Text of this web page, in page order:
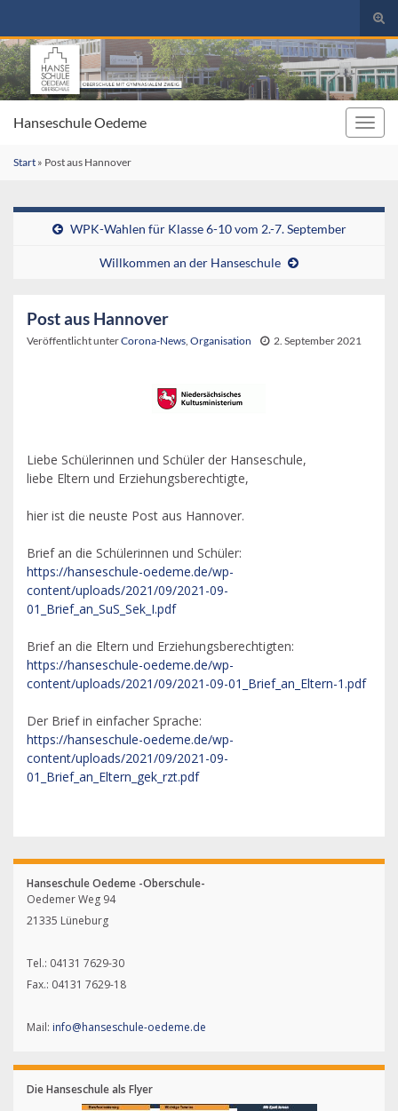
Search for:
Hanseschule Oedeme
Start » Post aus Hannover
WPK-Wahlen für Klasse 6-10 vom 2.-7. September
Willkommen an der Hanseschule
Post aus Hannover
Veröffentlicht unterCorona-News, Organisation 2. September 2021
Liebe Schülerinnen und Schüler der Hanseschule,
liebe Eltern und Erziehungsberechtigte,
hier ist die neuste Post aus Hannover.
Brief an die Schülerinnen und Schüler:
https://hanseschule-oedeme.de/wp-
content/uploads/2021/09/2021-09-
01_Brief_an_SuS_Sek_I.pdf
Brief an die Eltern und Erziehungsberechtigten:
https://hanseschule-oedeme.de/wp-
content/uploads/2021/09/2021-09-01_Brief_an_Eltern-1.pdf
Der Brief in einfacher Sprache:
https://hanseschule-oedeme.de/wp-
content/uploads/2021/09/2021-09-
01_Brief_an_Eltern_gek_rzt.pdf
Hanseschule Oedeme -Oberschule-
Oedemer Weg 94
21335 Lüneburg
Tel.: 04131 7629-30
Fax.: 04131 7629-18
Mail: info@hanseschule-oedeme.de
Die Hanseschule als Flyer